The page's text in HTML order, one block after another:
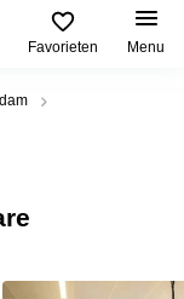
Favorieten Menu